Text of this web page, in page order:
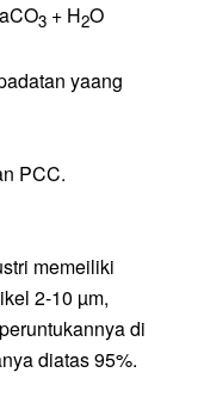
3 + H2O
yaang
PCC.
memeiliki
2-10 µm,
di
diatas 95%.